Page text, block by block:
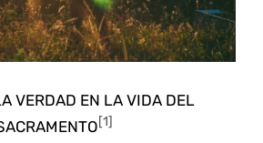
VERDAD EN LA VIDA DEL
[1]